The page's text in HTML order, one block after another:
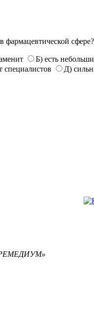
фармацевтической
Б) есть
специалистов
Д)
РЕМЕДИУМ»